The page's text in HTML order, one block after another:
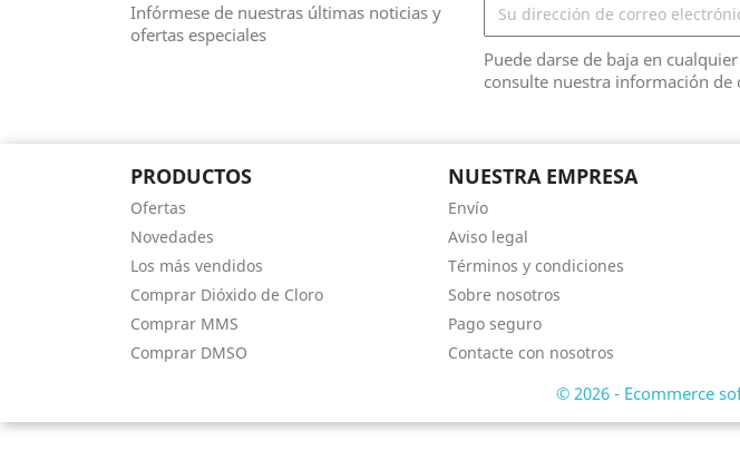
Infórmese de nuestras últimas noticias y
ofertas especiales
Puede darse de baja en
consulte nuestra información de
PRODUCTOS
Ofertas
Novedades
Los más vendidos
Comprar Dióxido de Cloro
Comprar MMS
Comprar DMSO
NUESTRA EMPRESA
Envío
Aviso legal
Términos y condiciones
Sobre nosotros
Pago seguro
Contacte con nosotros
© 2026 - Ecommerce